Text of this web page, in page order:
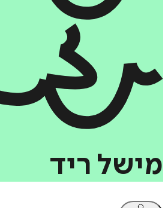
מישל ריד